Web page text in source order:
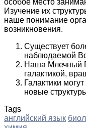
Изучение их
наше понимание
возникновения.
Существует
наблюдаемой
Наша Млечный
галактикой,
Галактики
новые
Tags
английский язык